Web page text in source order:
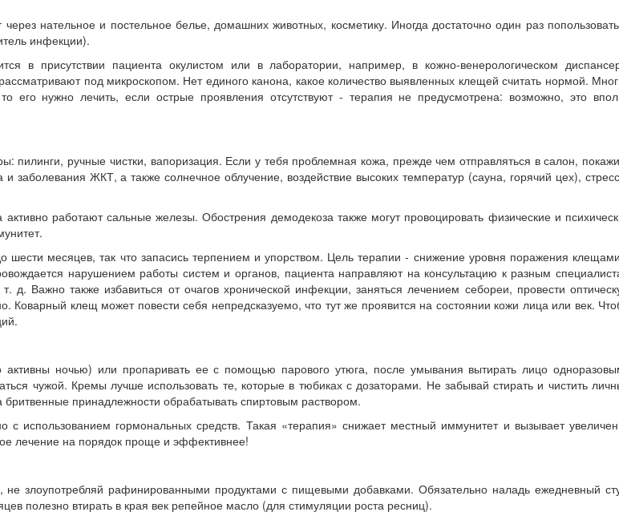
нательное и постельное белье, домашних животных, косметику. Иногда достаточно один раз
инфекции).
в присутствии пациента окулистом или в лаборатории, например, в кожно-венерологическом
под микроскопом. Нет единого канона, какое количество выявленных клещей считать нормой.
его нужно лечить, если острые проявления отсутствуют - терапия не предусмотрена: возможно, это
пилинги, ручные чистки, вапоризация. Если у тебя проблемная кожа, прежде чем отправляться в салон,
заболевания ЖКТ, а также солнечное облучение, воздействие высоких температур (сауна, горячий цех),
активно работают сальные железы. Обострения демодекоза также могут провоцировать физические и
месяцев, так что запасись терпением и упорством. Цель терапии - снижение уровня поражения
нарушением работы систем и органов, пациента направляют на консультацию к разным
д. Важно также избавиться от очагов хронической инфекции, заняться лечением себореи, провести
клещ может повести себя непредсказуемо, что тут же проявится на состоянии кожи лица или век.
ночью) или пропаривать ее с помощью парового утюга, после умывания вытирать лицо
чужой. Кремы лучше использовать те, которые в тюбиках с дозаторами. Не забывай стирать и чистить
принадлежности обрабатывать спиртовым раствором.
использованием гормональных средств. Такая «терапия» снижает местный иммунитет и вызывает
лечение на порядок проще и эффективнее!
злоупотребляй рафинированными продуктами с пищевыми добавками. Обязательно наладь ежедневный
полезно втирать в края век репейное масло (для стимуляции роста ресниц).